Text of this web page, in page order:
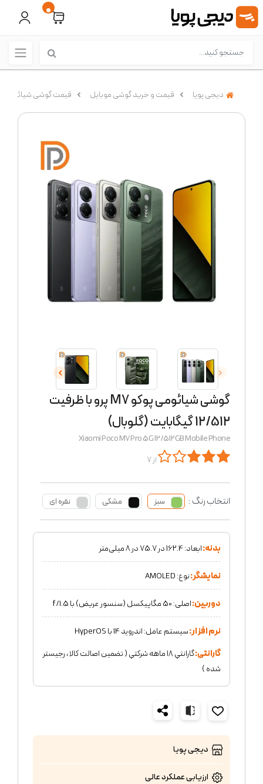
0
دیجی پویا قیمت و خرید گوشی موبایل قیمت گوشی شیائومی (Xiaomi)
گوشی شیائومی پوکو M7 پرو با ظرفیت
12/512 گیگابایت (گلوبال)
Xiaomi Poco M7 Pro 5G 12/512GB Mobile Phone
از 7
انتخاب رنگ : سبز مشکی نقره ای
بدنه:ابعاد: 162.4 در 75.7 در 8 میلی‌متر
نمایشگر:نوع: AMOLED
دوربین:اصلی: 50 مگاپیکسل (سنسور عریض) با f/1.5
نرم افزار:سیستم ‌عامل: اندروید 14 با HyperOS
گارانتی:
گارانتي ١٨ ماهه شركتي ( تضمين اصالت كالا ، رجيستر
شده )
دیجی پویا
ارزیابی عملکردعالی